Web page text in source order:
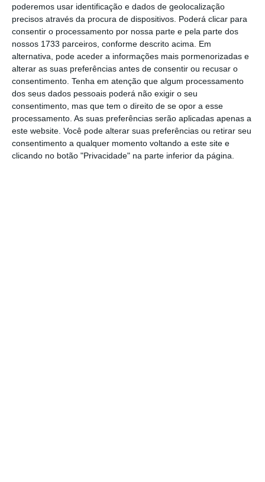
poderemos usar identificação e dados de geolocalização
precisos através da procura de dispositivos. Poderá clicar para
consentir o processamento por nossa parte e pela parte dos
nossos 1733 parceiros, conforme descrito acima. Em
alternativa, pode aceder a informações mais pormenorizadas e
alterar as suas preferências antes de consentir ou recusar o
consentimento. Tenha em atenção que algum processamento
dos seus dados pessoais poderá não exigir o seu
consentimento, mas que tem o direito de se opor a esse
processamento. As suas preferências serão aplicadas apenas a
este website. Você pode alterar suas preferências ou retirar seu
consentimento a qualquer momento voltando a este site e
clicando no botão "Privacidade" na parte inferior da página.
Desde a contagem feita às 19h00 de terça-
feira, registaram-se 4.708 novas mortes e
77.241 novos casos de infeção em todo o
mundo.Os países com mais óbitos nas últimas
24 horas são os Estados Unidos, com 1.036
novas mortes, Espanha (864) e Itália (727).
A Itália, que registou sua primeira morte
ligada ao coronavírus (doença Covid-19) no